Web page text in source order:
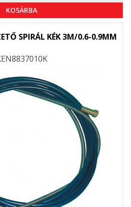
KOSÁRBA
SPIRÁL KÉK 3M/0.6-0.9MM